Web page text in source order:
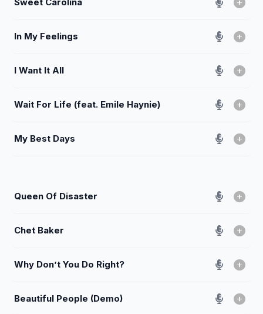
In My Feelings
I Want It All
Wait For Life (feat. Emile Haynie)
My Best Days
Queen Of Disaster
Chet Baker
Why Don’t You Do Right?
Beautiful People (Demo)